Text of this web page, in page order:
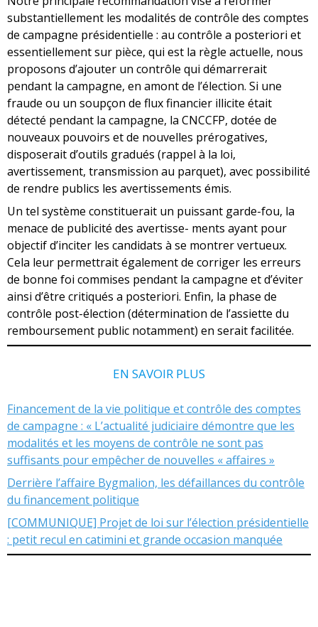
substantiellement les modalités de contrôle des comptes
de campagne présidentielle : au contrôle a posteriori et
essentiellement sur pièce, qui est la règle actuelle, nous
proposons d’ajouter un contrôle qui démarrerait
pendant la campagne, en amont de l’élection. Si une
fraude ou un soupçon de flux financier illicite était
détecté pendant la campagne, la CNCCFP, dotée de
nouveaux pouvoirs et de nouvelles prérogatives,
disposerait d’outils gradués (rappel à la loi,
avertissement, transmission au parquet), avec possibilité
de rendre publics les avertissements émis.
Un tel système constituerait un puissant garde-fou, la
menace de publicité des avertisse- ments ayant pour
objectif d’inciter les candidats à se montrer vertueux.
Cela leur permettrait également de corriger les erreurs
de bonne foi commises pendant la campagne et d’éviter
ainsi d’être critiqués a posteriori. Enfin, la phase de
contrôle post-élection (détermination de l’assiette du
remboursement public notamment) en serait facilitée.
EN SAVOIR PLUS
Financement de la vie politique et contrôle des comptes
de campagne : « L’actualité judiciaire démontre que les
modalités et les moyens de contrôle ne sont pas
suffisants pour empêcher de nouvelles « affaires »
Derrière l’affaire Bygmalion, les défaillances du contrôle
du financement politique
[COMMUNIQUE] Projet de loi sur l’élection présidentielle
: petit recul en catimini et grande occasion manquée